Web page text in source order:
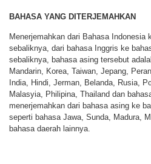
BAHASA YANG DITERJEMAHKAN
Menerjemahkan dari Bahasa Indonesia
sebaliknya, dari bahasa Inggris ke
sebaliknya, bahasa asing tersebut
Mandarin, Korea, Taiwan, Jepang,
India, Hindi, Jerman, Belanda, Rusia,
Malasyia, Philipina, Thailand dan
menerjemahkan dari bahasa asing ke
seperti bahasa Jawa, Sunda, Madura,
bahasa daerah lainnya.